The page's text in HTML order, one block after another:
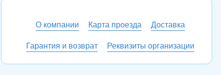
О компании Карта проезда Доставка
Гарантия и возврат Реквизиты организации